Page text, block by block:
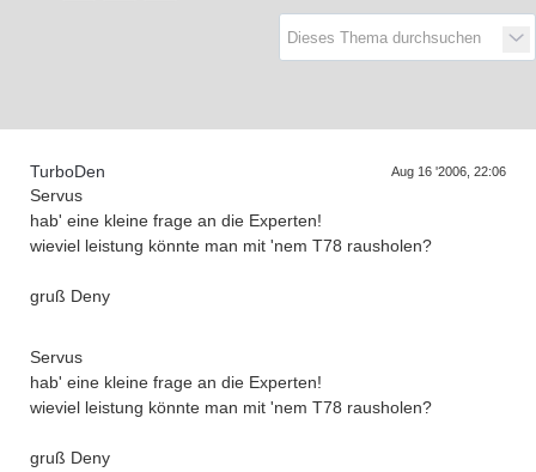
D
a
s
T
r
e
f
f
e
n
d
e
r
G
e
n
e
r
a
t
i
o
n
e
n
TurboDen Aug 16 '2006, 22:06
Servus
hab' eine kleine frage an die Experten!
wieviel leistung könnte man mit 'nem T78 rausholen?
gruß Deny
Servus
hab' eine kleine frage an die Experten!
wieviel leistung könnte man mit 'nem T78 rausholen?
gruß Deny